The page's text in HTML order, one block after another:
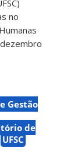
no
Gestão
de
UFSC